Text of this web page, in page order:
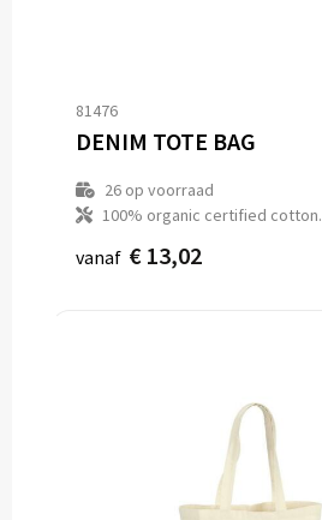
81476
DENIM TOTE BAG
26op voorraad
100% organic certified cotton.
vanaf € 13,02